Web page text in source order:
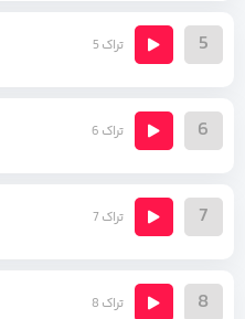
5 تراک 5
6 تراک 6
7 تراک 7
8 تراک 8